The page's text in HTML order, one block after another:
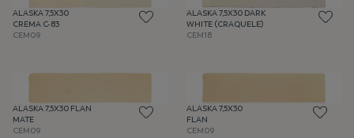
ALASKA 7,5X30
CREMA C-83
CEM09
ALASKA 7,5X30 DARK
WHITE (CRAQUELE)
CEM18
ALASKA 7,5X30 FLAN
MATE
CEM09
ALASKA 7,5X30
FLAN
CEM09